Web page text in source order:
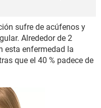
sufre de acúfenos y
Alrededor de 2
esta enfermedad la
que el 40 % padece de